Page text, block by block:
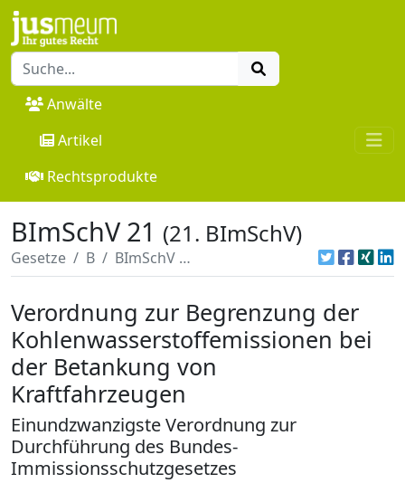
Anwälte
Artikel
Rechtsprodukte
BImSchV 21 (21. BImSchV)
Gesetze B BImSchV 21
Verordnung zur Begrenzung der
Kohlenwasserstoffemissionen bei
der Betankung von
Kraftfahrzeugen
Einundzwanzigste Verordnung zur
Durchführung des Bundes-
Immissionsschutzgesetzes